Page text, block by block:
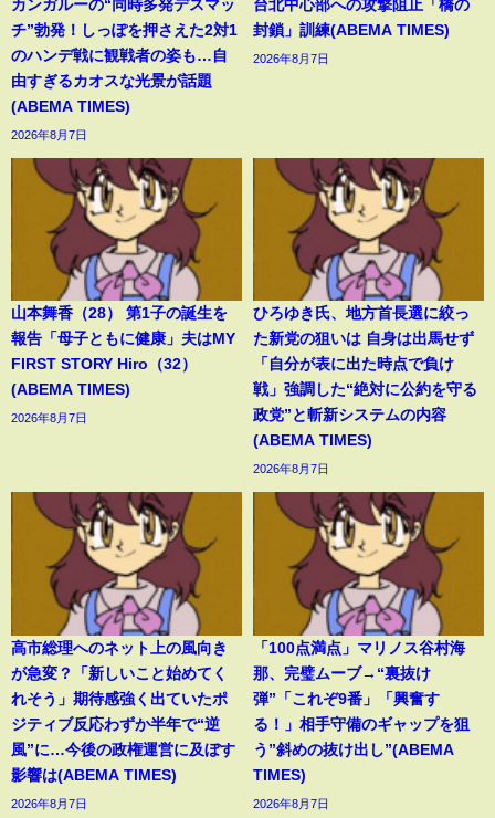
カンガルーの“同時多発デスマッ
チ”勃発！しっぽを押さえた2対1
のハンデ戦に観戦者の姿も…自
由すぎるカオスな光景が話題
(ABEMA TIMES)
2026年8月7日
台北中心部への攻撃阻止「橋の
封鎖」訓練(ABEMA TIMES)
2026年8月7日
山本舞香（28） 第1子の誕生を
報告「母子ともに健康」夫はMY
FIRST STORY Hiro（32）
(ABEMA TIMES)
2026年8月7日
ひろゆき氏、地方首長選に絞っ
た新党の狙いは 自身は出馬せず
「自分が表に出た時点で負け
戦」強調した“絶対に公約を守る
政党”と斬新システムの内容
(ABEMA TIMES)
2026年8月7日
高市総理へのネット上の風向き
が急変？「新しいこと始めてく
れそう」期待感強く出ていたポ
ジティブ反応わずか半年で“逆
風”に…今後の政権運営に及ぼす
影響は(ABEMA TIMES)
2026年8月7日
「100点満点」マリノス谷村海
那、完璧ムーブ→“裏抜け
弾”「これぞ9番」「興奮す
る！」相手守備のギャップを狙
う”斜めの抜け出し”(ABEMA
TIMES)
2026年8月7日